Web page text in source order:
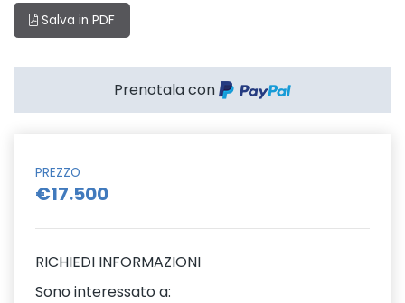
Salva in PDF
Prenotala con
PREZZO
€17.500
RICHIEDI INFORMAZIONI
Sono interessato a: